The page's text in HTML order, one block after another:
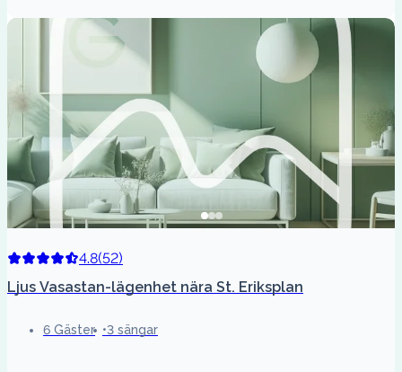
4.8(52)
Ljus Vasastan-lägenhet nära St. Eriksplan
6 Gäster 3 sängar